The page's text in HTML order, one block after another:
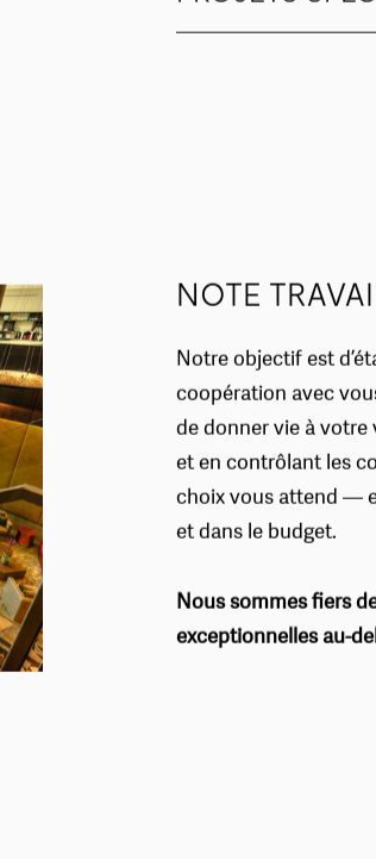
PROJETS
Notre objectif est
coopération avec
de donner vie à
et en contrôlant les
choix vous attend —
Nous sommes fiers